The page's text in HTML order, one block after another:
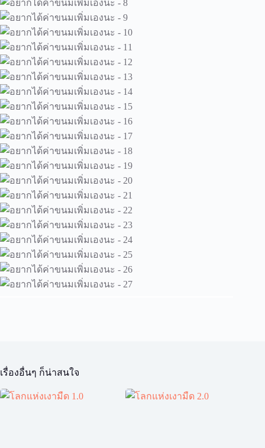
เรื่องอื่นๆ ก็น่าสนใจ